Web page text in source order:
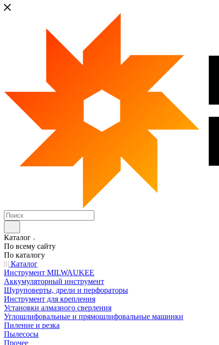
Каталог
По всему сайту
По каталогу
Каталог
Инструмент MILWAUKEE
Аккумуляторный инструмент
Шуруповерты, дрели и перфораторы
Инструмент для крепления
Установки алмазного сверления
Углошлифовальные и прямошлифовальные машинки
Пиление и резка
Пылесосы
Прочее